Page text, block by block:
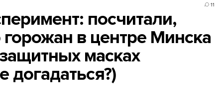
11
посчитали,
горожан в центре Минска
масках
догадаться?)